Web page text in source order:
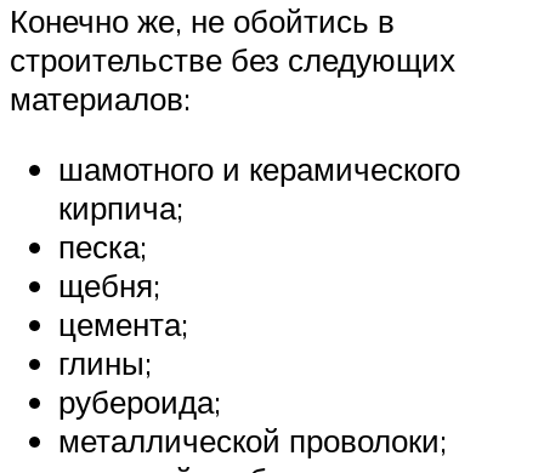
Конечно же, не обойтись в
строительстве без следующих
материалов:
шамотного и керамического
кирпича;
песка;
щебня;
цемента;
глины;
рубероида;
металлической проволоки;